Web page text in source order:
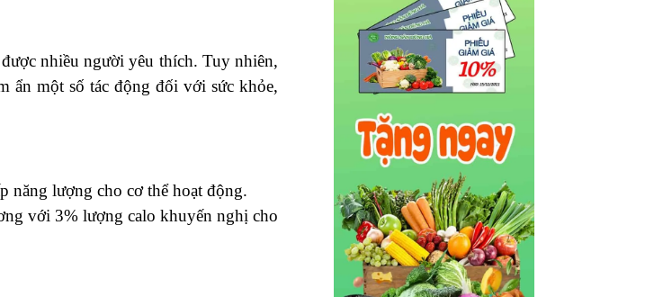
nhiều người yêu thích. Tuy nhiên,
ẩn một số tác động đối với sức khỏe,
năng lượng cho cơ thể hoạt động.
với 3% lượng calo khuyến nghị cho